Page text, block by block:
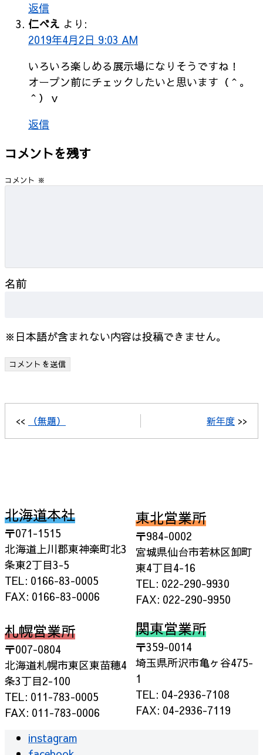
返信
仁べえ より:
2019年4月2日 9:03 AM
いろいろ楽しめる展示場になりそうですね！
オープン前にチェックしたいと思います（＾。
＾）ｖ
返信
コメントを残す
コメント ※
名前
※日本語が含まれない内容は投稿できません。
<< （無題） 新年度 >>
北海道本社
〒071-1515
北海道上川郡東神楽町北3
条東2丁目3-5
TEL: 0166-83-0005
FAX: 0166-83-0006
札幌営業所
〒007-0804
北海道札幌市東区東苗穂4
条3丁目2-100
TEL: 011-783-0005
FAX: 011-783-0006
東北営業所
〒984-0002
宮城県仙台市若林区卸町
東4丁目4-16
TEL: 022-290-9930
FAX: 022-290-9950
関東営業所
〒359-0014
埼玉県所沢市亀ヶ谷475-
1
TEL: 04-2936-7108
FAX: 04-2936-7119
instagram